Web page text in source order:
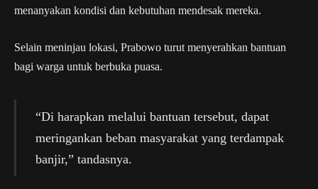
menanyakan kondisi dan kebutuhan mendesak mereka.
Selain meninjau lokasi, Prabowo turut menyerahkan bantuan
bagi warga untuk berbuka puasa.
“Di harapkan melalui bantuan tersebut, dapat
meringankan beban masyarakat yang terdampak
banjir,” tandasnya.